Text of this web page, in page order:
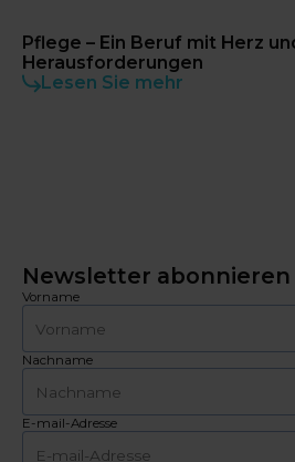
Pflege – Ein Beruf mit Herz
Herausforderungen
Lesen Sie mehr
Newsletter abonnieren
Vorname
Nachname
E-mail-Adresse